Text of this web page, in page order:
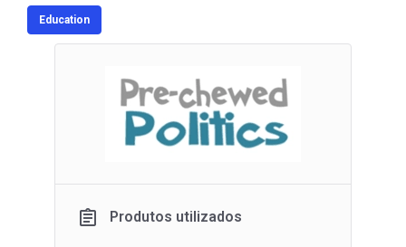
Education
Produtos utilizados